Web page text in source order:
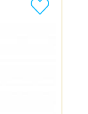
Ajouter le
clients ont